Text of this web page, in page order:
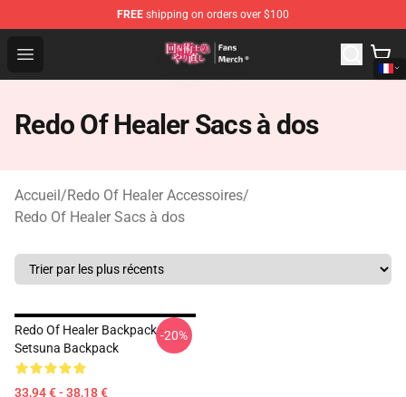
FREE shipping on orders over $100
Open menu
Redo Of Healer Store - Official Redo Of Healer
Redo Of Healer Sacs à dos
Accueil/Redo Of Healer Accessoires/
Redo Of Healer Sacs à dos
Redo Of Healer Backpack -
Setsuna Backpack
33,94 € - 38,18 €
-20%